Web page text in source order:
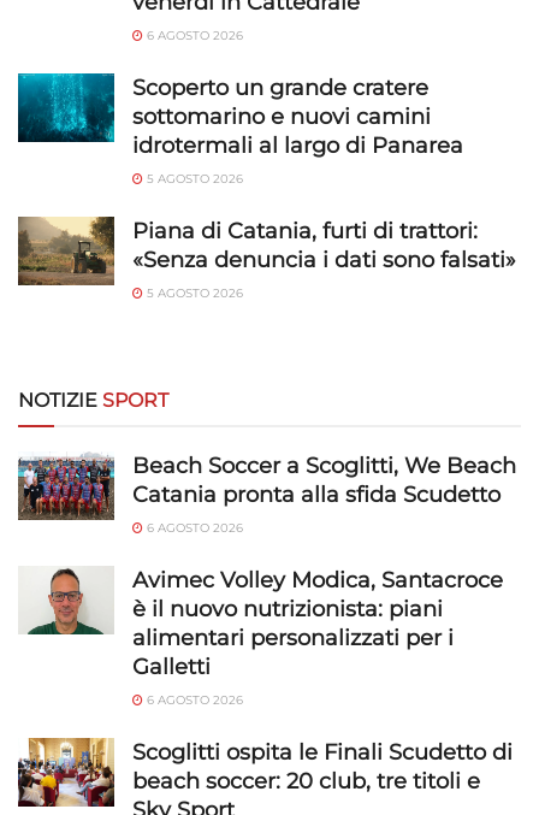
Abbinare e combinare dati provenienti da altre
Identificare i dispositivi in base alle informazioni
trasmesse automaticamente.
Utilizzare dati di geolocalizzazione precisi,
richieste attivamente.
Garantire la sicurezza, prevenire e
privacy.
6 AGOSTO 2026
Scoperto un grande cratere
sottomarino e nuovi camini
idrotermali al largo di Panarea
5 AGOSTO 2026
Piana di Catania, furti di trattori:
«Senza denuncia i dati sono falsati»
5 AGOSTO 2026
NOTIZIE SPORT
Beach Soccer a Scoglitti, We Beach
Catania pronta alla sfida Scudetto
6 AGOSTO 2026
Avimec Volley Modica, Santacroce
è il nuovo nutrizionista: piani
alimentari personalizzati per i
Galletti
6 AGOSTO 2026
Scoglitti ospita le Finali Scudetto di
beach soccer: 20 club, tre titoli e